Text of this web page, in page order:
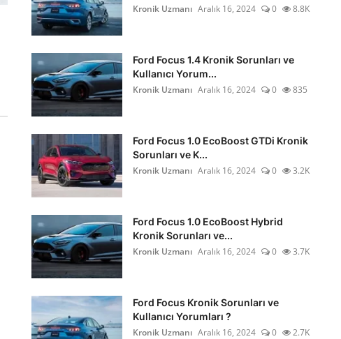
Kronik Uzmanı Aralık 16, 2024 0 8.8K
Ford Focus 1.4 Kronik Sorunları ve
Kullanıcı Yorum...
Kronik Uzmanı Aralık 16, 2024 0 835
Ford Focus 1.0 EcoBoost GTDi Kronik
Sorunları ve K...
Kronik Uzmanı Aralık 16, 2024 0 3.2K
Ford Focus 1.0 EcoBoost Hybrid
Kronik Sorunları ve...
Kronik Uzmanı Aralık 16, 2024 0 3.7K
Ford Focus Kronik Sorunları ve
Kullanıcı Yorumları ?
Kronik Uzmanı Aralık 16, 2024 0 2.7K